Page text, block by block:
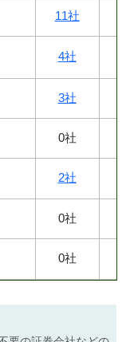
11社
4社
3社
0社
2社
0社
0社